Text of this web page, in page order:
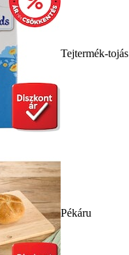
Tejtermék-tojás
Pékáru